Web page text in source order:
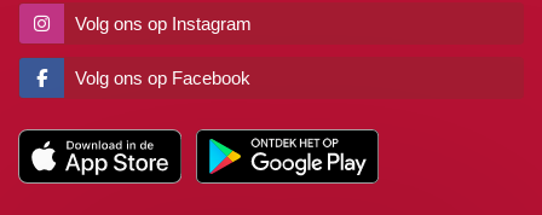
Volg ons op Instagram
Volg ons op Facebook